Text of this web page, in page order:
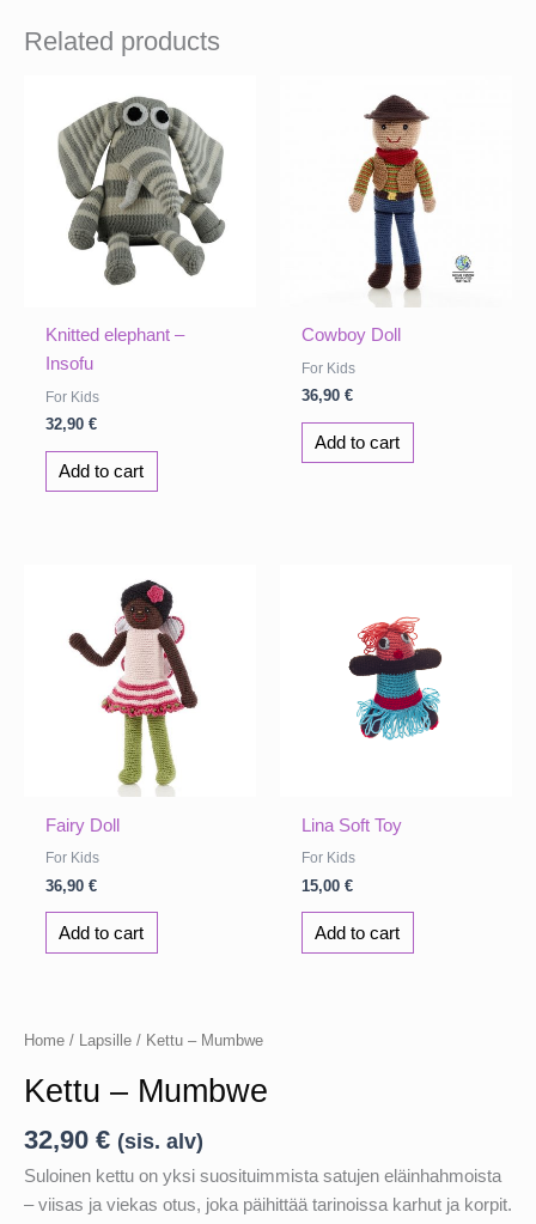
Related products
Knitted elephant –
Insofu
For Kids
32,90 €
Add to cart
Cowboy Doll
For Kids
36,90 €
Add to cart
Fairy Doll
For Kids
36,90 €
Add to cart
Lina Soft Toy
For Kids
15,00 €
Add to cart
Home / Lapsille / Kettu – Mumbwe
Kettu – Mumbwe
32,90 € (sis. alv)
Suloinen kettu on yksi suosituimmista satujen eläinhahmoista
– viisas ja viekas otus, joka päihittää tarinoissa karhut ja korpit.